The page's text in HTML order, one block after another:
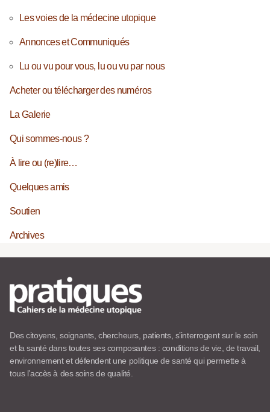
Les voies de la médecine utopique
Annonces et Communiqués
Lu ou vu pour vous, lu ou vu par nous
Acheter ou télécharger des numéros
La Galerie
Qui sommes-nous ?
À lire ou (re)lire…
Quelques amis
Soutien
Archives
Des citoyens, soignants, chercheurs, patients, s’interrogent sur le soin
et la santé dans toutes ses composantes : conditions de vie, de travail,
environnement et défendent une politique de santé qui permette à
tous l’accès à des soins de qualité.